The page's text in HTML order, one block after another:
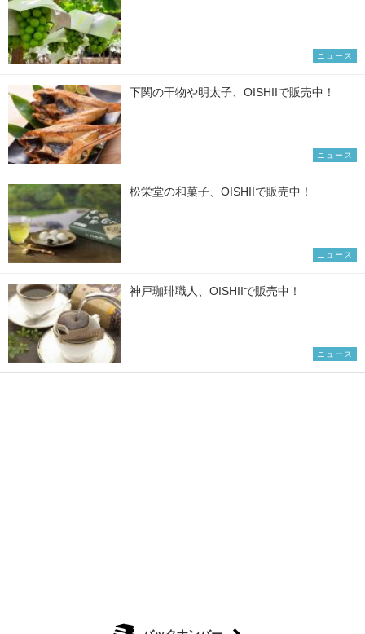
ニュース
下関の干物や明太子、OISHIIで販売中！
ニュース
松栄堂の和菓子、OISHIIで販売中！
ニュース
神戸珈琲職人、OISHIIで販売中！
ニュース